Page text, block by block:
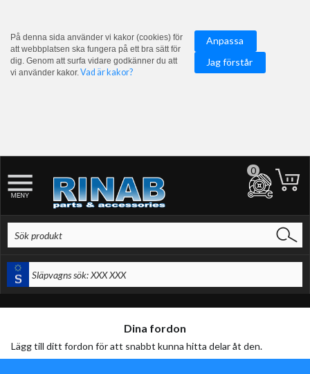
På denna sida använder vi kakor (cookies) för
att webbplatsen ska fungera på ett bra sätt för
dig. Genom att surfa vidare godkänner du att
vi använder kakor.Vad är kakor?
Anpassa
Jag förstår
0
Dina fordon
Lägg till ditt fordon för att snabbt kunna hitta delar åt den.